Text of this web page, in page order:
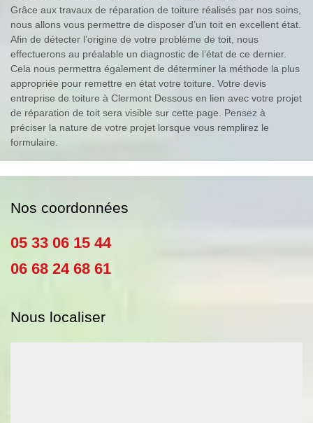
Grâce aux travaux de réparation de toiture réalisés par nos soins,
nous allons vous permettre de disposer d’un toit en excellent état.
Afin de détecter l’origine de votre problème de toit, nous
effectuerons au préalable un diagnostic de l’état de ce dernier.
Cela nous permettra également de déterminer la méthode la plus
appropriée pour remettre en état votre toiture. Votre devis
entreprise de toiture à Clermont Dessous en lien avec votre projet
de réparation de toit sera visible sur cette page. Pensez à
préciser la nature de votre projet lorsque vous remplirez le
formulaire.
Nos coordonnées
05 33 06 15 44
06 68 24 68 61
Nous localiser